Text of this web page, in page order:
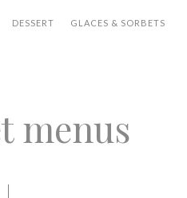
DESSERT GLACES & SORBETS
menus